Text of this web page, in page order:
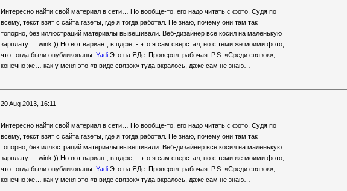
Интересно найти свой материал в сети… Но вообще-то, его надо читать с фото. Судя по
всему, текст взят с сайта газеты, где я тогда работал. Не знаю, почему они там так
топорно, без иллюстраций материалы вывешивали. Веб-дизайнер всё косил на маленькую
зарплату… :wink:)) Но вот вариант, в пдфе, - это я сам сверстал, но с теми же моими фото,
что тогда были опубликованы. Yadi Это на ЯДе. Проверял: рабочая. P.S. «Среди связок»,
конечно же… как у меня это «в виде связок» туда вкралось, даже сам не знаю…
20 Aug 2013, 16:11
Интересно найти свой материал в сети… Но вообще-то, его надо читать с фото. Судя по
всему, текст взят с сайта газеты, где я тогда работал. Не знаю, почему они там так
топорно, без иллюстраций материалы вывешивали. Веб-дизайнер всё косил на маленькую
зарплату… :wink:)) Но вот вариант, в пдфе, - это я сам сверстал, но с теми же моими фото,
что тогда были опубликованы. Yadi Это на ЯДе. Проверял: рабочая. P.S. «Среди связок»,
конечно же… как у меня это «в виде связок» туда вкралось, даже сам не знаю…